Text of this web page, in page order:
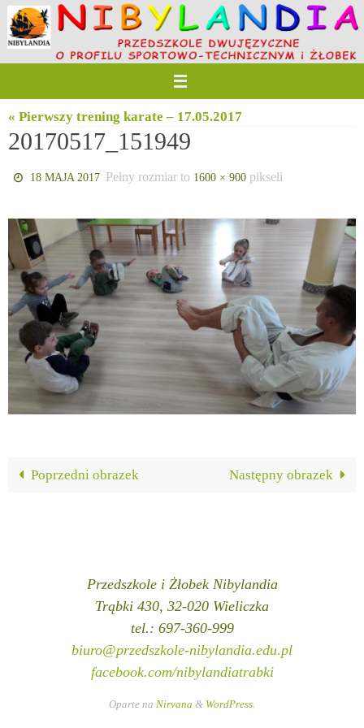
Przejdź
do
treści
« Pierwszy trening karate – 17.05.2017
20170517_151949
18 MAJA 2017 Pełny rozmiar to 1600 × 900 pikseli
Poprzedni obrazek Następny obrazek
Przedszkole i Żłobek Nibylandia
Trąbki 430, 32-020 Wieliczka
tel.: 697-360-999
biuro@przedszkole-nibylandia.edu.pl
facebook.com/nibylandiatrabki
Oparte na Nirvana & WordPress.